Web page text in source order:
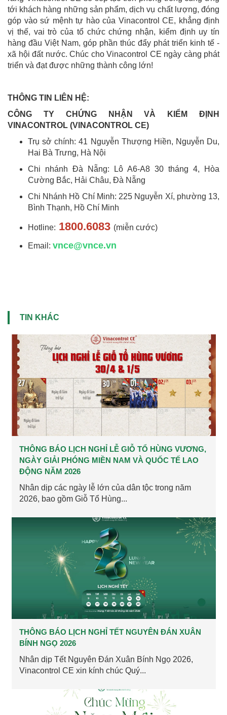
tới khách hàng những sản phẩm, dịch vụ chất lượng, đóng
góp vào sứ mệnh tự hào của Vinacontrol CE, khẳng định
vị thế, vai trò của tổ chức chứng nhận, kiểm định uy tín
hàng đầu Việt Nam, góp phần thúc đẩy phát triển kinh tế -
xã hội đất nước. Chúc cho Vinacontrol CE ngày càng phát
triển và đạt được những thành công lớn!
THÔNG TIN LIÊN HỆ:
CÔNG TY CHỨNG NHẬN VÀ KIỂM ĐỊNH
VINACONTROL (VINACONTROL CE)
Trụ sở chính: 41 Nguyễn Thượng Hiền, Nguyễn Du,
Hai Bà Trưng, Hà Nội
Chi nhánh Đà Nẵng: Lô A6-A8 30 tháng 4, Hòa
Cường Bắc, Hải Châu, Đà Nẵng
Chi Nhánh Hồ Chí Minh: 225 Nguyễn Xí, phường 13,
Bình Thạnh, Hồ Chí Minh
Hotline: 1800.6083 (miễn cước)
Email: vnce@vnce.vn
TIN KHÁC
THÔNG BÁO LỊCH NGHỈ LỄ GIỖ TỔ HÙNG VƯƠNG,
NGÀY GIẢI PHÓNG MIỀN NAM VÀ QUỐC TẾ LAO
ĐỘNG NĂM 2026
Nhân dịp các ngày lễ lớn của dân tộc trong năm
2026, bao gồm Giỗ Tổ Hùng...
THÔNG BÁO LỊCH NGHỈ TẾT NGUYÊN ĐÁN XUÂN
BÍNH NGỌ 2026
Nhân dịp Tết Nguyên Đán Xuân Bính Ngọ 2026,
Vinacontrol CE xin kính chúc Quý...